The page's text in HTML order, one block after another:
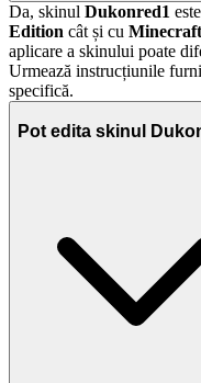
Da, skinul Dukonred1
Edition cât și cu
aplicare a skinului poate
Urmează instrucțiunile
specifică.
Pot edita skinul